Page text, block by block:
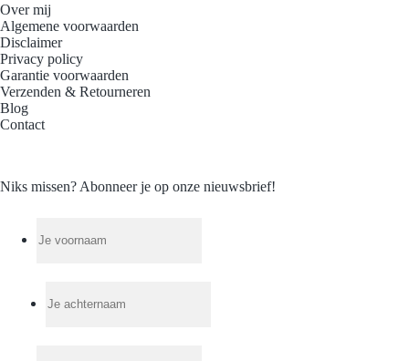
Over mij
Algemene voorwaarden
Disclaimer
Privacy policy
Garantie voorwaarden
Verzenden & Retourneren
Blog
Contact
Niks missen? Abonneer je op onze nieuwsbrief!